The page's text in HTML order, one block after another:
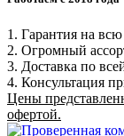
1. Гарантия на
2. Огромный
3. Доставка по
4. Консультация
Цены
офертой.